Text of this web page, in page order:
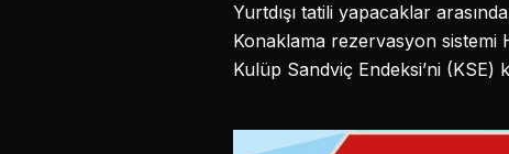
Yurtdışı tatili yapacaklar
Konaklama rezervasyon sistemi
Kulüp Sandviç Endeksi’ni (KSE)